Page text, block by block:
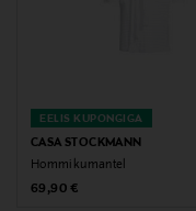
EELIS KUPONGIGA
CASA STOCKMANN
Hommikumantel
Original Price
69,90 €